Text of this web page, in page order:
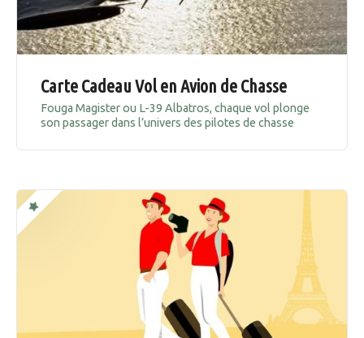
Carte Cadeau Vol en Avion de Chasse
Fouga Magister ou L-39 Albatros, chaque vol plonge
son passager dans l’univers des pilotes de chasse